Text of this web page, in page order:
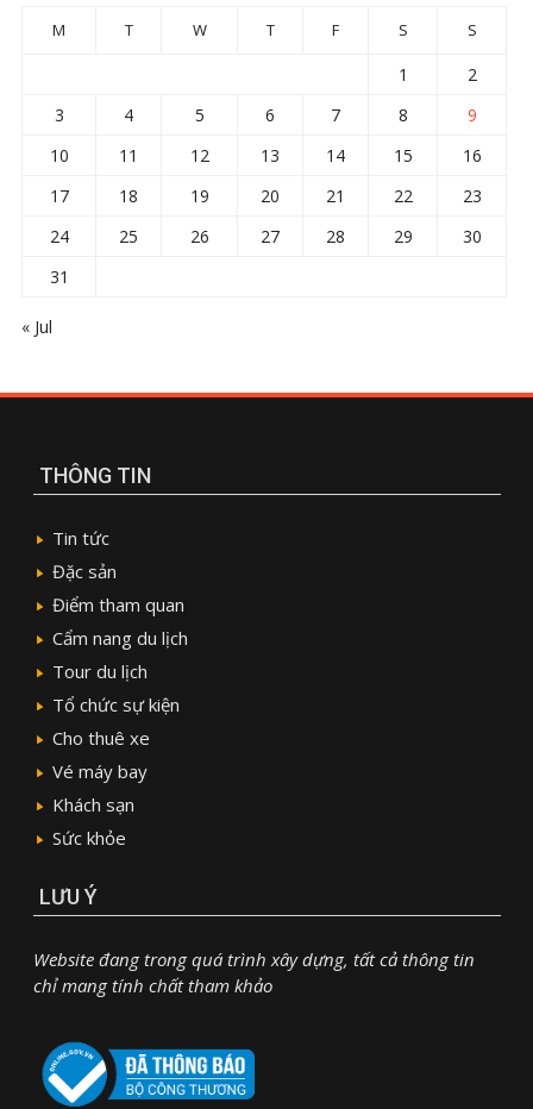
M T W T F S S
1
2
3
4 5 6 7 8
9
10
11 12 13 14 15
16
17
18 19 20 21 22
23
24
25 26 27 28 29
30
31
« Jul
THÔNG TIN
Tin tức
Đặc sản
Điểm tham quan
Cẩm nang du lịch
Tour du lịch
Tổ chức sự kiện
Cho thuê xe
Vé máy bay
Khách sạn
Sức khỏe
LƯU Ý
Website đang trong quá trình xây dựng, tất cả thông tin
chỉ mang tính chất tham khảo